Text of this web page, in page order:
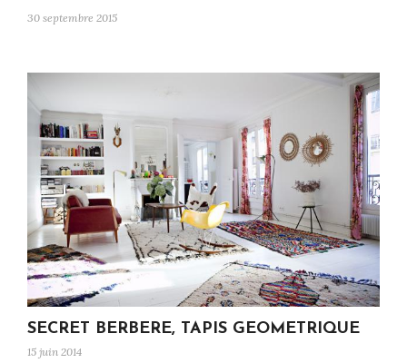
30 septembre 2015
SECRET BERBERE, TAPIS GEOMETRIQUE
15 juin 2014